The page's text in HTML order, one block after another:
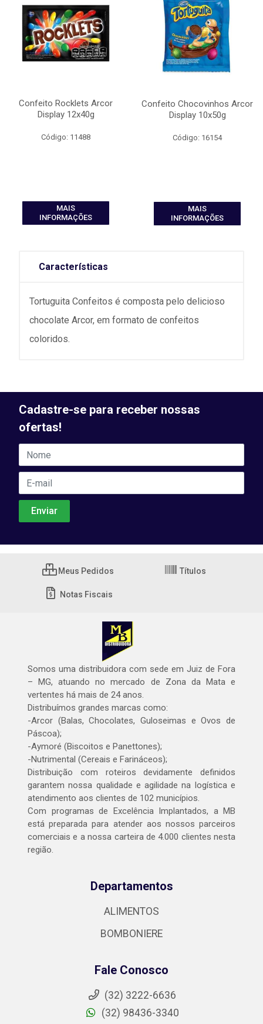
Confeito Rocklets Arcor
Display 12x40g
Código: 11488
MAIS
INFORMAÇÕES
Confeito Chocovinhos Arcor
Display 10x50g
Código: 16154
MAIS
INFORMAÇÕES
Características
Tortuguita Confeitos é composta pelo delicioso
chocolate Arcor, em formato de confeitos
coloridos.
Cadastre-se para receber nossas
ofertas!
Meus Pedidos Títulos
Notas Fiscais
Somos uma distribuidora com sede em Juiz de Fora
– MG, atuando no mercado de Zona da Mata e
vertentes há mais de 24 anos.
Distribuímos grandes marcas como:
-Arcor (Balas, Chocolates, Guloseimas e Ovos de
Páscoa);
-Aymoré (Biscoitos e Panettones);
-Nutrimental (Cereais e Farináceos);
Distribuição com roteiros devidamente definidos
garantem nossa qualidade e agilidade na logística e
atendimento aos clientes de 102 municípios.
Com programas de Excelência Implantados, a MB
está preparada para atender aos nossos parceiros
comerciais e a nossa carteira de 4.000 clientes nesta
região.
Departamentos
ALIMENTOS
BOMBONIERE
Fale Conosco
(32) 3222-6636
(32) 98436-3340